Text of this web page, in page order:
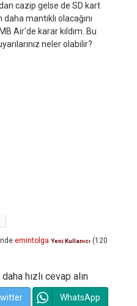
cazip gelse de SD kart
mantıklı olacağını
Air'de karar kıldım. Bu
neler olabilir?
emintolga Yeni Kullanıcı (120
hızlı cevap alın
WhatsApp